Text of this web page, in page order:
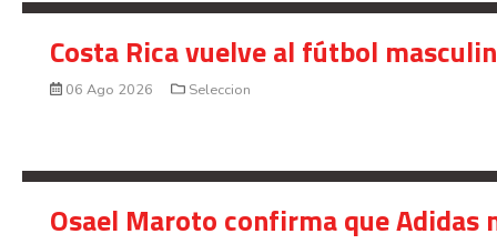
Costa Rica vuelve al fútbol
06 Ago 2026 Seleccion
Osael Maroto confirma que Adidas